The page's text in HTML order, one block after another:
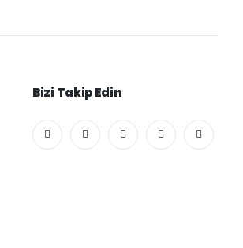
Bizi Takip Edin